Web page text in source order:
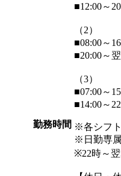
勤務時間
■12:00～
（2）
■08:00～
■20:00～
（3）
■07:00～
■14:00～
※各シフ
※日勤専
※22時～